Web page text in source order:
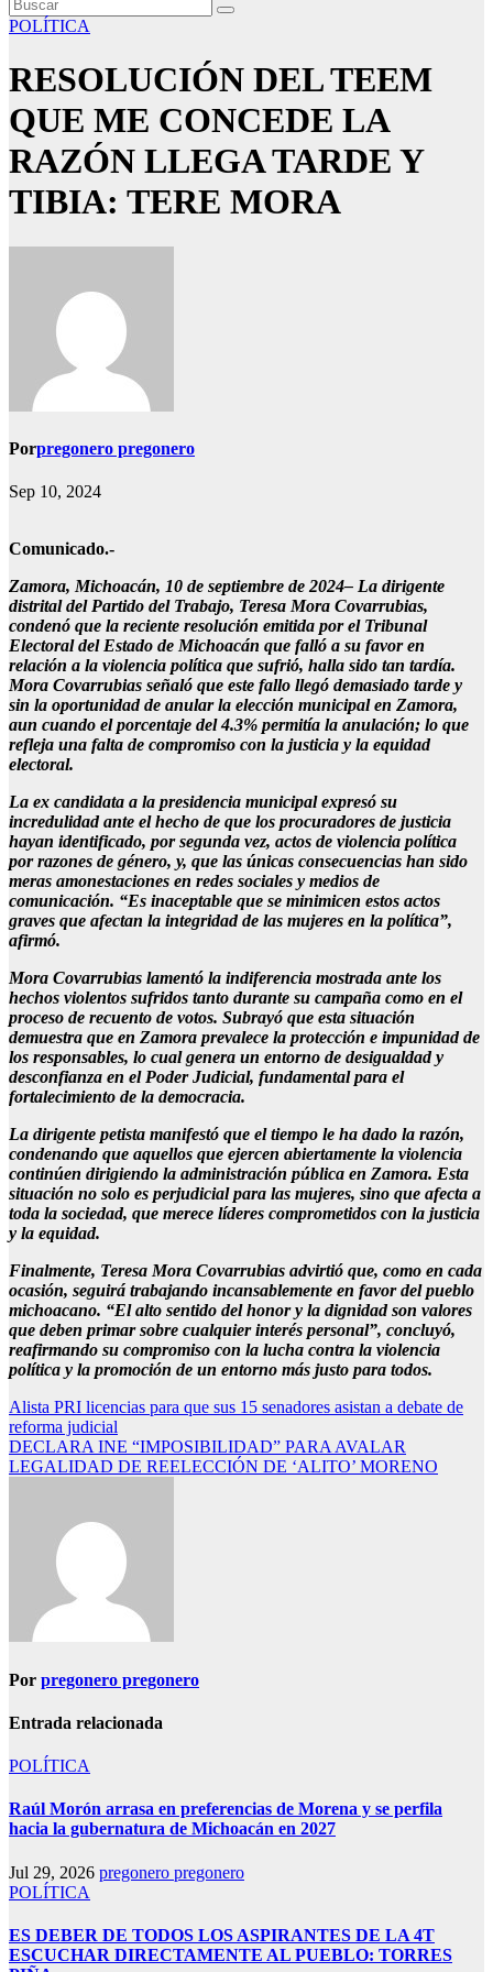
POLÍTICA
RESOLUCIÓN DEL TEEM
QUE ME CONCEDE LA
RAZÓN LLEGA TARDE Y
TIBIA: TERE MORA
Porpregonero pregonero
Sep 10, 2024
Comunicado.-
Zamora, Michoacán, 10 de septiembre de 2024– La dirigente
distrital del Partido del Trabajo, Teresa Mora Covarrubias,
condenó que la reciente resolución emitida por el Tribunal
Electoral del Estado de Michoacán que falló a su favor en
relación a la violencia política que sufrió, halla sido tan tardía.
Mora Covarrubias señaló que este fallo llegó demasiado tarde y
sin la oportunidad de anular la elección municipal en Zamora,
aun cuando el porcentaje del 4.3% permitía la anulación; lo que
refleja una falta de compromiso con la justicia y la equidad
electoral.
La ex candidata a la presidencia municipal expresó su
incredulidad ante el hecho de que los procuradores de justicia
hayan identificado, por segunda vez, actos de violencia política
por razones de género, y, que las únicas consecuencias han sido
meras amonestaciones en redes sociales y medios de
comunicación. “Es inaceptable que se minimicen estos actos
graves que afectan la integridad de las mujeres en la política”,
afirmó.
Mora Covarrubias lamentó la indiferencia mostrada ante los
hechos violentos sufridos tanto durante su campaña como en el
proceso de recuento de votos. Subrayó que esta situación
demuestra que en Zamora prevalece la protección e impunidad de
los responsables, lo cual genera un entorno de desigualdad y
desconfianza en el Poder Judicial, fundamental para el
fortalecimiento de la democracia.
La dirigente petista manifestó que el tiempo le ha dado la razón,
condenando que aquellos que ejercen abiertamente la violencia
continúen dirigiendo la administración pública en Zamora. Esta
situación no solo es perjudicial para las mujeres, sino que afecta a
toda la sociedad, que merece líderes comprometidos con la justicia
y la equidad.
Finalmente, Teresa Mora Covarrubias advirtió que, como en cada
ocasión, seguirá trabajando incansablemente en favor del pueblo
michoacano. “El alto sentido del honor y la dignidad son valores
que deben primar sobre cualquier interés personal”, concluyó,
reafirmando su compromiso con la lucha contra la violencia
política y la promoción de un entorno más justo para todos.
Navegación
de
entradas
Alista PRI licencias para que sus 15 senadores asistan a debate de
reforma judicial
DECLARA INE “IMPOSIBILIDAD” PARA AVALAR
LEGALIDAD DE REELECCIÓN DE ‘ALITO’ MORENO
Por pregonero pregonero
Entrada relacionada
POLÍTICA
Raúl Morón arrasa en preferencias de Morena y se perfila
hacia la gubernatura de Michoacán en 2027
Jul 29, 2026 pregonero pregonero
POLÍTICA
ES DEBER DE TODOS LOS ASPIRANTES DE LA 4T
ESCUCHAR DIRECTAMENTE AL PUEBLO: TORRES